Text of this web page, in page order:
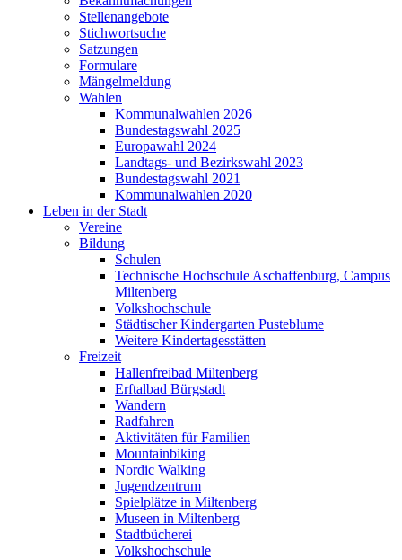
Stellenangebote
Stichwortsuche
Satzungen
Formulare
Mängelmeldung
Wahlen
Kommunalwahlen 2026
Bundestagswahl 2025
Europawahl 2024
Landtags- und Bezirkswahl 2023
Bundestagswahl 2021
Kommunalwahlen 2020
Leben in der Stadt
Vereine
Bildung
Schulen
Technische Hochschule Aschaffenburg, Campus
Miltenberg
Volkshochschule
Städtischer Kindergarten Pusteblume
Weitere Kindertagesstätten
Freizeit
Hallenfreibad Miltenberg
Erftalbad Bürgstadt
Wandern
Radfahren
Aktivitäten für Familien
Mountainbiking
Nordic Walking
Jugendzentrum
Spielplätze in Miltenberg
Museen in Miltenberg
Stadtbücherei
Volkshochschule